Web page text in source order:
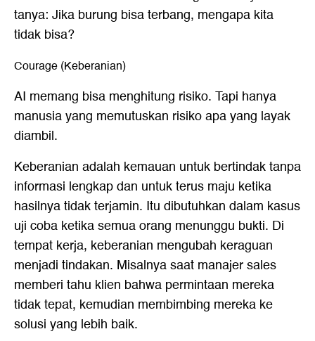
tanya: Jika burung bisa terbang, mengapa kita
tidak bisa?
Courage (Keberanian)
AI memang bisa menghitung risiko. Tapi hanya
manusia yang memutuskan risiko apa yang layak
diambil.
Keberanian adalah kemauan untuk bertindak tanpa
informasi lengkap dan untuk terus maju ketika
hasilnya tidak terjamin. Itu dibutuhkan dalam kasus
uji coba ketika semua orang menunggu bukti. Di
tempat kerja, keberanian mengubah keraguan
menjadi tindakan. Misalnya saat manajer sales
memberi tahu klien bahwa permintaan mereka
tidak tepat, kemudian membimbing mereka ke
solusi yang lebih baik.